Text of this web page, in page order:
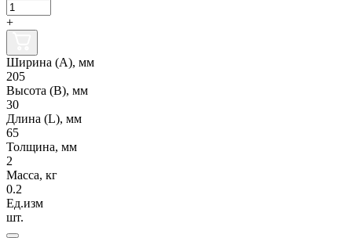
+
Ширина (А), мм
205
Высота (В), мм
30
Длина (L), мм
65
Толщина, мм
2
Масса, кг
0.2
Ед.изм
шт.